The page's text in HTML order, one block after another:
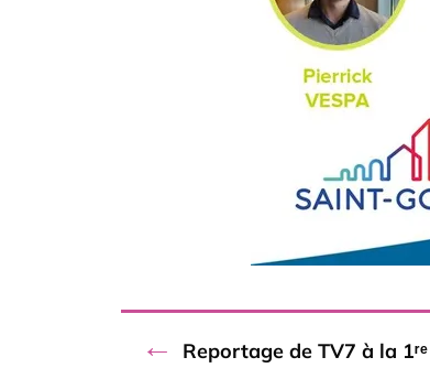
←
Reportage de TV7 à la